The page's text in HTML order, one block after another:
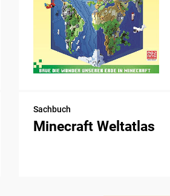
Sachbuch
Minecraft Weltatlas